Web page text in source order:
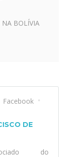
BOLÍVIA
Facebook
DE
do